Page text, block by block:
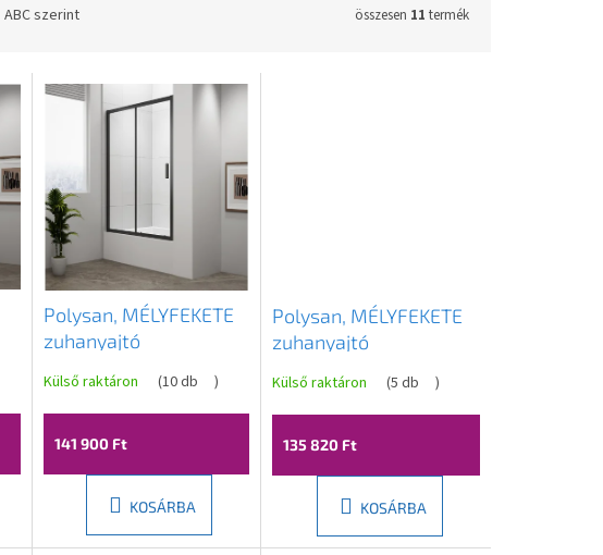
ABC szerint összesen 11 termék
Polysan, MÉLYFEKETE
zuhanyajtó
üveg, MD1216B
Külső raktáron (10 db )
141 900 Ft
KOSÁRBA
Polysan, MÉLYFEKETE
zuhanyajtó
üveg, MD1116B
Külső raktáron (5 db )
135 820 Ft
KOSÁRBA